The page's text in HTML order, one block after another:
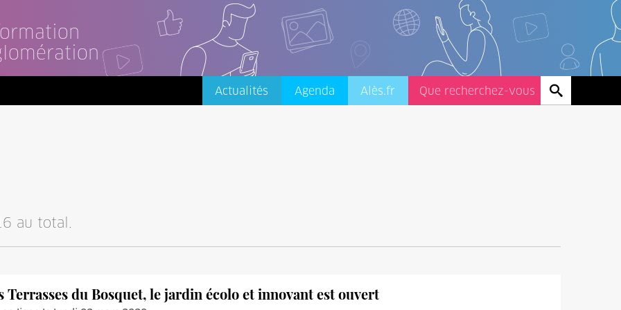
Actualités Agenda Alès.fr
au total.
Terrasses du Bosquet, le jardin écolo et innovant est ouvert